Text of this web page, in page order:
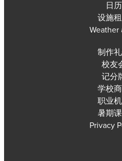
日历
设施
Weather
制作
校友
记分
学校
职业
暑期
Privacy